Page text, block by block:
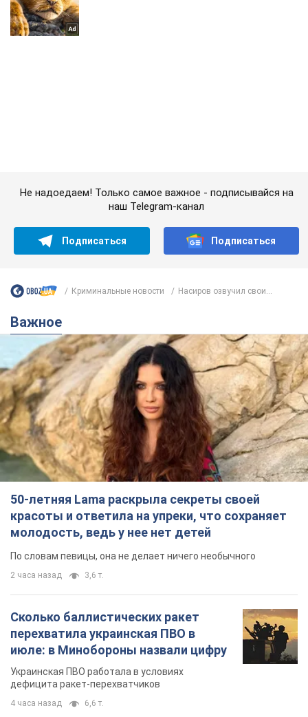
Важное
50-летняя Lama раскрыла секреты своей
красоты и ответила на упреки, что сохраняет
молодость, ведь у нее нет детей
По словам певицы, она не делает ничего необычного
2 часа назад 3,6 т.
Сколько баллистических ракет
перехватила украинская ПВО в
июле: в Минобороны назвали цифру
Украинская ПВО работала в условиях
Аурика Ротару через суд изменила
свою пенсию, на которую ранее
жаловалась: сколько получала
певица
артистки за время работы в Черновицкой
филармонии
через 8 часов